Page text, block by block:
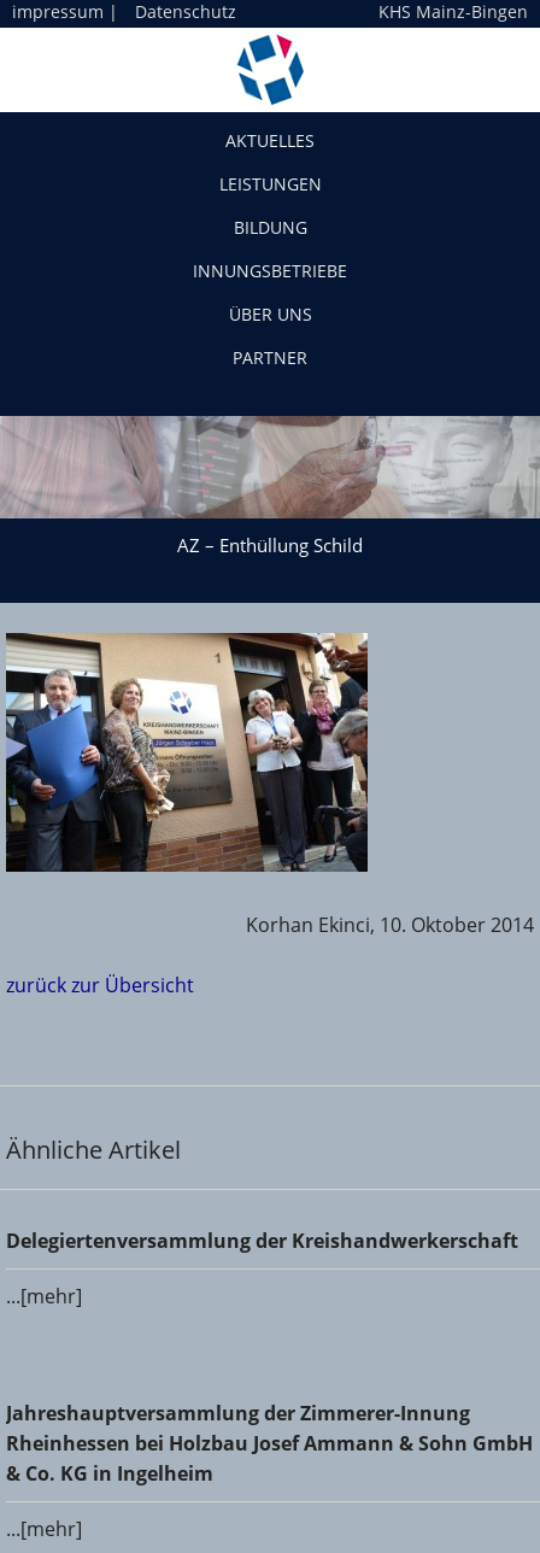
impressum | Datenschutz KHS Mainz-Bingen
AKTUELLES
LEISTUNGEN
BILDUNG
INNUNGSBETRIEBE
ÜBER UNS
PARTNER
AZ – Enthüllung Schild
Korhan Ekinci, 10. Oktober 2014
zurück zur Übersicht
Ähnliche Artikel
Delegiertenversammlung der Kreishandwerkerschaft
Delegiertenversammlung der Kreishandwerkerschaft
...[mehr]
Jahreshauptversammlung der Zimmerer-Innung
Rheinhessen bei Holzbau Josef Ammann & Sohn GmbH &
Co. KG in Ingelheim
Jahreshauptversammlung der Zimmerer-Innung
Rheinhessen bei Holzbau Josef Ammann & Sohn GmbH
& Co. KG in Ingelheim
...[mehr]